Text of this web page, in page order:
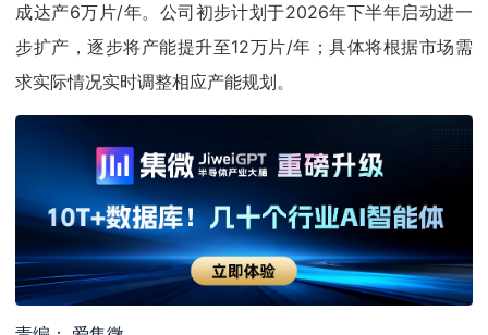
成达产6万片/年。公司初步计划于2026年下半年启动进一
步扩产，逐步将产能提升至12万片/年；具体将根据市场需
求实际情况实时调整相应产能规划。